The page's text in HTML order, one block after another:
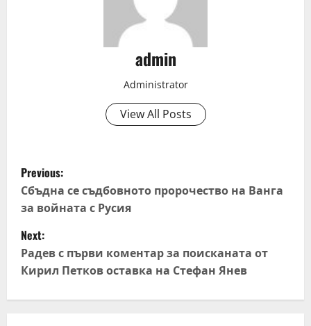
admin
Administrator
View All Posts
P
o
s
t
n
Previous:
Сбъдна се съдбовното пророчество на Ванга
за войната с Русия
Next:
Радев с първи коментар за поисканата от
Кирил Петков оставка на Стефан Янев